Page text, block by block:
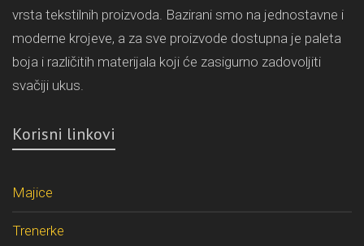
vrsta tekstilnih proizvoda. Bazirani smo na jednostavne i
moderne krojeve, a za sve proizvode dostupna je paleta
boja i različitih materijala koji će zasigurno zadovoljiti
svačiji ukus.
Korisni linkovi
Majice
Trenerke